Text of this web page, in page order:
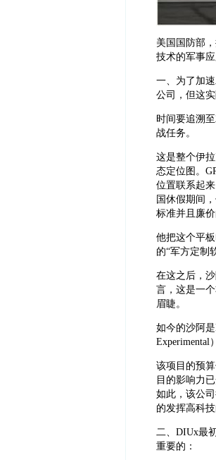
美国国防部
技术的军事
一、为了加
公司，但这
时间要追溯
战任务。
这是整个伊
态定位图。
位置联系起
国休假期间
标准并且廉
他把这个平
的“军方定制
在这之后，
言，这是一
眉睫。
如今的沙阿
Experimental
该项目的预
目的影响力
如此，该公
的发挥高科技
二、DIUx最
重要的：